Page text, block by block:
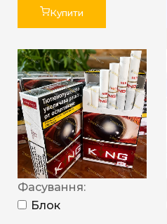
Купити
Фасування:
Блок